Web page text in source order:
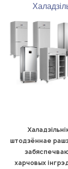
штодзённае
харчовых